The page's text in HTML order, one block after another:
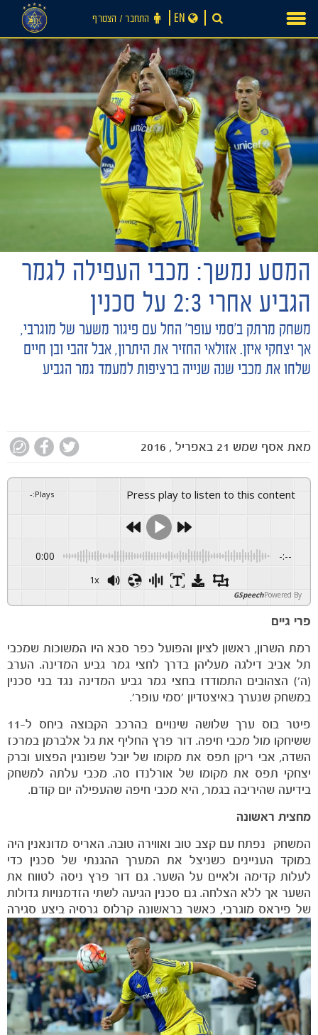
חדשות
הקבוצות
content
התחבר ‪/‬ הצטרף EN
המסע נמשך: מכבי העפילה לגמר
הגביע אחרי 2:3 על סכנין
משחק מרתק ב'סמי עופר' החל עם פיגור משער של מוגרבי,
אך יצחקי איזן. אזולאי החזיר את היתרון, אבל זהבי ובן חיים
שלחו את מכבי שנה שנייה ברציפות למעמד גמר הגביע
מאת אסף שמש 21 באפריל , 2016
Press play to listen to this content
Plays
:
-
0:00 -:--
1x
Powered By
GSpeech
פרי גיים
רמת השרון, ראשון לציון והפועל כפר סבא היו המשוכות שמכבי
תל אביב דילגה מעליהן בדרך לחצי גמר גביע המדינה. הערב
(ה') הצהובים התמודדו בחצי גמר גביע המדינה נגד בני סכנין
במשחק שנערך באיצטדיון 'סמי עופר'.
פיטר בוס ערך שלושה שינויים בהרכב הקבוצה ביחס ל-11
ששיחקו מול מכבי חיפה. דור פרץ החליף את גל אלברמן במרכז
השדה, אבי ריקן תפס את מקומו של יובל שפונגין הפצוע וברק
יצחקי תפס את מקומו של אורלנדו סה. מכבי עלתה למשחק
בידיעה שהיריבה בגמר, היא מכבי חיפה שהעפילה יום קודם.
מחצית ראשונה
המשחק נפתח עם קצב טוב ואווירה טובה. האריס מדונאנין היה
במוקד העניינים כשניצל את המערך ההגנתי של סכנין כדי
לעלות קדימה ולאיים על השער. גם דור פרץ ניסה לטווח את
השער אך ללא הצלחה. גם סכנין הגיעה לשתי הזדמנויות גדולות
של פיראסמוגרבי, כאשר בראשונה קרלוס גרסיה ביצע סגירה